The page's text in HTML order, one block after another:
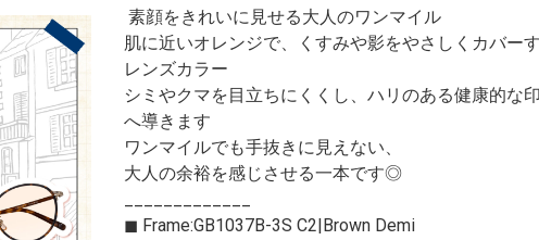
️ 素顔をきれいに見せる大人のワンマイル
肌に近いオレンジで、くすみや影をやさしくカバー
レンズカラー
シミやクマを目立ちにくくし、ハリのある健康的な
へ導きます
ワンマイルでも手抜きに見えない、
大人の余裕を感じさせる一本です◎
◼︎ Frame:GB1037B-3S C2|Brown Demi